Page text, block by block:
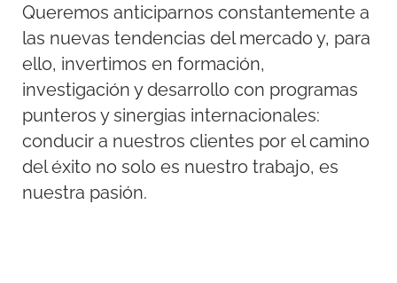
Queremos anticiparnos constantemente a
las nuevas tendencias del mercado y, para
ello, invertimos en formación,
investigación y desarrollo con programas
punteros y sinergias internacionales:
conducir a nuestros clientes por el camino
del éxito no solo es nuestro trabajo, es
nuestra pasión.